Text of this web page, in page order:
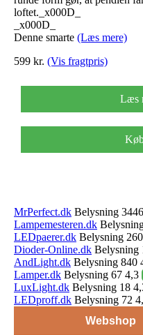
loftet._x000D_
_x000D_
Denne smarte (Læs mere)
599 kr. (Vis fragtpris)
Læs
MrPerfect.dk Belysning
Lampemesteren.dk
LEDpaerer.dk Belysning
Dioder-Online.dk Belysning
AndLight.dk Belysning 840
Lamper.dk Belysning 67 4,3
LuxLight.dk Belysning 18
LEDproff.dk Belysning 72
Webshop